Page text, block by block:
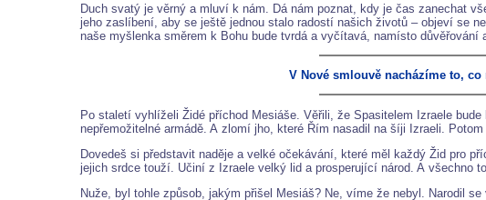
Duch svatý je věrný a mluví k nám. Dá nám poznat, kdy je čas zanechat
jeho zaslíbení, aby se ještě jednou stalo radostí našich životů – objeví se
naše myšlenka směrem k Bohu bude tvrdá a vyčítavá, namísto
V Nové smlouvě nacházíme to,
Po staletí vyhlíželi Židé příchod Mesiáše. Věřili, že Spasitelem Izraele
nepřemožitelné armádě. A zlomí jho, které Řím nasadil na šíji Izraeli.
Dovedeš si představit naděje a velké očekávání, které měl každý Žid pro
jejich srdce touží. Učiní z Izraele velký lid a prosperující národ. A všechno
Nuže, byl tohle způsob, jakým přišel Mesiáš? Ne, víme že nebyl. Narodil